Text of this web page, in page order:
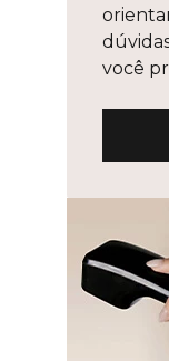
você